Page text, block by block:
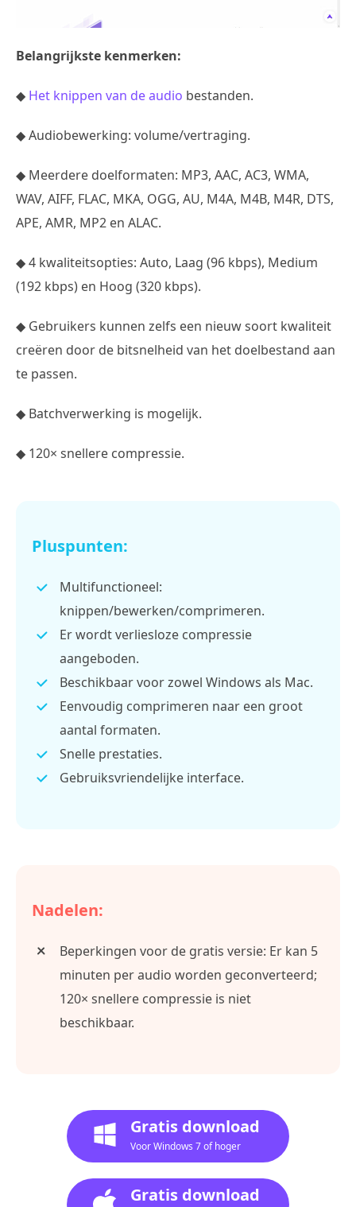
Belangrijkste kenmerken:
◆ Het knippen van de audio bestanden.
◆ Audiobewerking: volume/vertraging.
◆ Meerdere doelformaten: MP3, AAC, AC3, WMA,
WAV, AIFF, FLAC, MKA, OGG, AU, M4A, M4B, M4R, DTS,
APE, AMR, MP2 en ALAC.
◆ 4 kwaliteitsopties: Auto, Laag (96 kbps), Medium
(192 kbps) en Hoog (320 kbps).
◆ Gebruikers kunnen zelfs een nieuw soort kwaliteit
creëren door de bitsnelheid van het doelbestand aan
te passen.
◆ Batchverwerking is mogelijk.
◆ 120× snellere compressie.
Pluspunten:
Multifunctioneel:
knippen/bewerken/comprimeren.
Er wordt verliesloze compressie
aangeboden.
Beschikbaar voor zowel Windows als Mac.
Eenvoudig comprimeren naar een groot
aantal formaten.
Snelle prestaties.
Gebruiksvriendelijke interface.
Nadelen:
Beperkingen voor de gratis versie: Er kan 5
minuten per audio worden geconverteerd;
120× snellere compressie is niet
beschikbaar.
Gratis download
Voor Windows 7 of hoger
Gratis download